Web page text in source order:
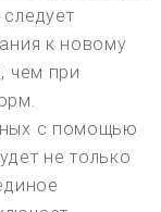
к новому
чем при
с помощью
не только